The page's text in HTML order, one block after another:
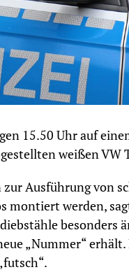
15.50 Uhr auf
weißen VW
zur Ausführung von
montiert werden,
besonders
„Nummer“